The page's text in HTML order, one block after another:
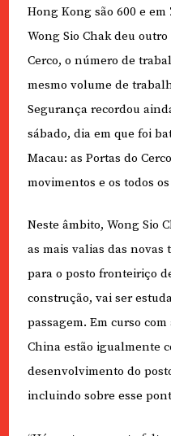
Hong Kong são 600 e
Wong Sio Chak deu
Cerco, o número de
mesmo volume de
Segurança recordou
sábado, dia em que foi
Macau: as Portas do
movimentos e os todos
Neste âmbito, Wong Sio
as mais valias das
para o posto fronteiriço
construção, vai ser
passagem. Em curso
China estão igualmente
desenvolvimento do
incluindo sobre esse